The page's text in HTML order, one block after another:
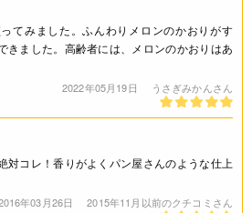
できません。
ついて◆
く販売終了になる場合がございます。
る商品は、ご購入可能な状態にあっ
するものではありません。予めご了承
てみました。ふんわりメロンのかおりがす
きました。高齢者には、メロンのかおりはあ
2022年05月19日 うさぎみかんさん
対コレ！香りがよくパン屋さんのような仕上
年03月26日 2015年11月以前のクチコミさん